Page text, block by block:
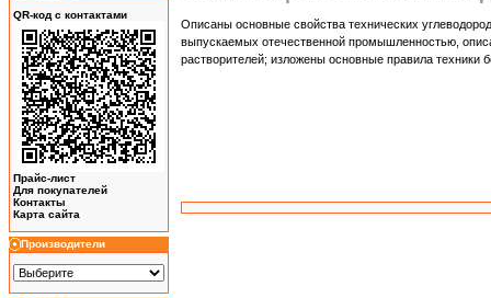
QR-код с контактами
Прайс-лист
Для покупателей
Контакты
Карта сайта
Производители
Описаны основные свойства технических
выпускаемых отечественной промышленностью,
растворителей; изложены основные правила